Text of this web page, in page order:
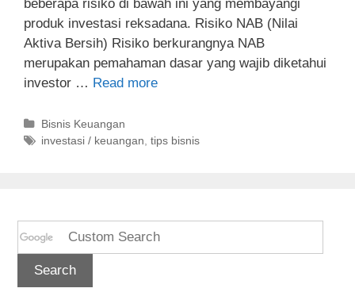
beberapa risiko di bawah ini yang membayangi
produk investasi reksadana. Risiko NAB (Nilai
Aktiva Bersih) Risiko berkurangnya NAB
merupakan pemahaman dasar yang wajib diketahui
investor … Read more
C
a
r
i
e
s
Bisnis Keuangan
T
investasi / keuangan tips bisnis